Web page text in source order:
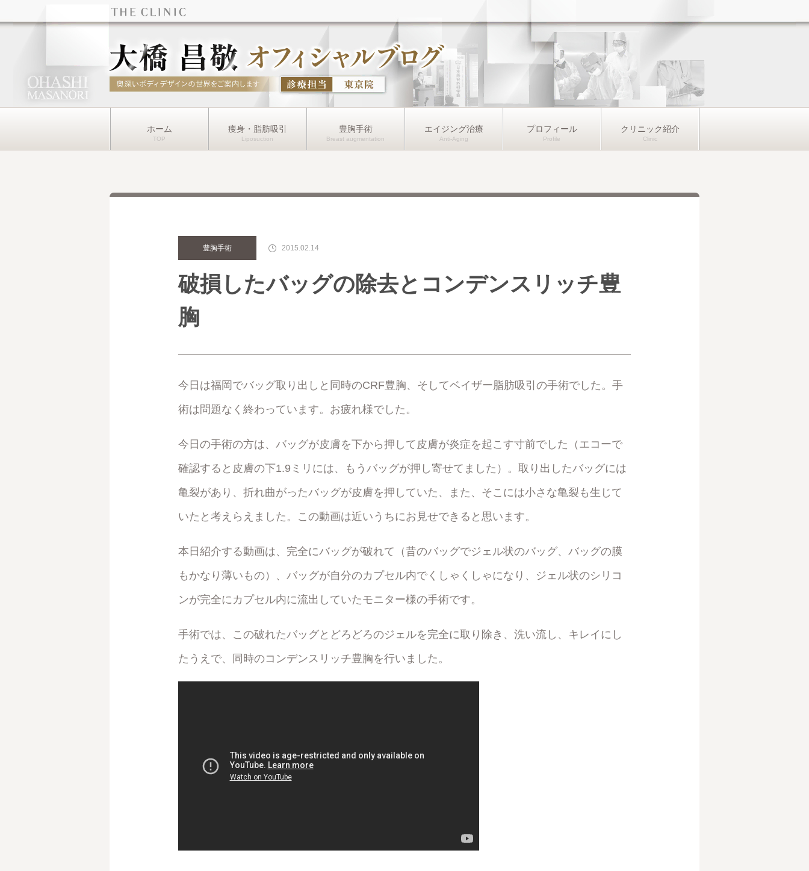
ホーム 痩身・脂肪吸引 豊胸手術 エイジング治療 プロフィール クリニック紹介
豊胸手術 2015.02.14
破損したバッグの除去とコンデンスリッチ豊
胸
今日は福岡でバッグ取り出しと同時のCRF豊胸、そしてベイザー脂肪吸引の手術でした。手
術は問題なく終わっています。お疲れ様でした。
今日の手術の方は、バッグが皮膚を下から押して皮膚が炎症を起こす寸前でした（エコーで
確認すると皮膚の下1.9ミリには、もうバッグが押し寄せてました）。取り出したバッグには
亀裂があり、折れ曲がったバッグが皮膚を押していた、また、そこには小さな亀裂も生じて
いたと考えらえました。この動画は近いうちにお見せできると思います。
本日紹介する動画は、完全にバッグが破れて（昔のバッグでジェル状のバッグ、バッグの膜
もかなり薄いもの）、バッグが自分のカプセル内でくしゃくしゃになり、ジェル状のシリコ
ンが完全にカプセル内に流出していたモニター様の手術です。
手術では、この破れたバッグとどろどろのジェルを完全に取り除き、洗い流し、キレイにし
たうえで、同時のコンデンスリッチ豊胸を行いました。